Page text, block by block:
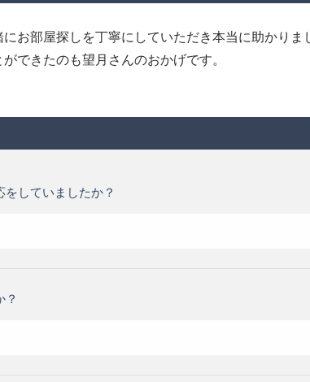
お部屋探しを丁寧にしていただき本当に助かりま
できたのも望月さんのおかげです。
していましたか？
？